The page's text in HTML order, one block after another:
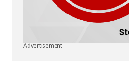
Advertisement